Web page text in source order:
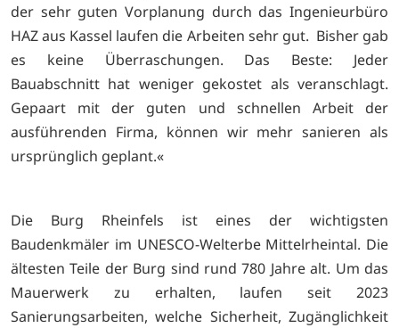
der sehr guten Vorplanung durch das Ingenieurbüro
HAZ aus Kassel laufen die Arbeiten sehr gut. Bisher gab
es keine Überraschungen. Das Beste: Jeder
Bauabschnitt hat weniger gekostet als veranschlagt.
Gepaart mit der guten und schnellen Arbeit der
ausführenden Firma, können wir mehr sanieren als
ursprünglich geplant.«
Die Burg Rheinfels ist eines der wichtigsten
Baudenkmäler im UNESCO-Welterbe Mittelrheintal. Die
ältesten Teile der Burg sind rund 780 Jahre alt. Um das
Mauerwerk zu erhalten, laufen seit 2023
Sanierungsarbeiten, welche Sicherheit, Zugänglichkeit